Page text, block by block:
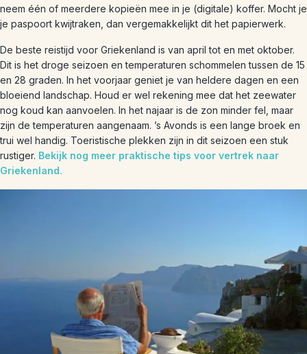
neem één of meerdere kopieën mee in je (digitale) koffer. Mocht je
je paspoort kwijtraken, dan vergemakkelijkt dit het papierwerk.
De beste reistijd voor Griekenland is van april tot en met oktober.
Dit is het droge seizoen en temperaturen schommelen tussen de 15
en 28 graden. In het voorjaar geniet je van heldere dagen en een
bloeiend landschap. Houd er wel rekening mee dat het zeewater
nog koud kan aanvoelen. In het najaar is de zon minder fel, maar
zijn de temperaturen aangenaam. ’s Avonds is een lange broek en
trui wel handig. Toeristische plekken zijn in dit seizoen een stuk
rustiger. Bekijk nog meer praktische tips voor vertrek naar
Griekenland.